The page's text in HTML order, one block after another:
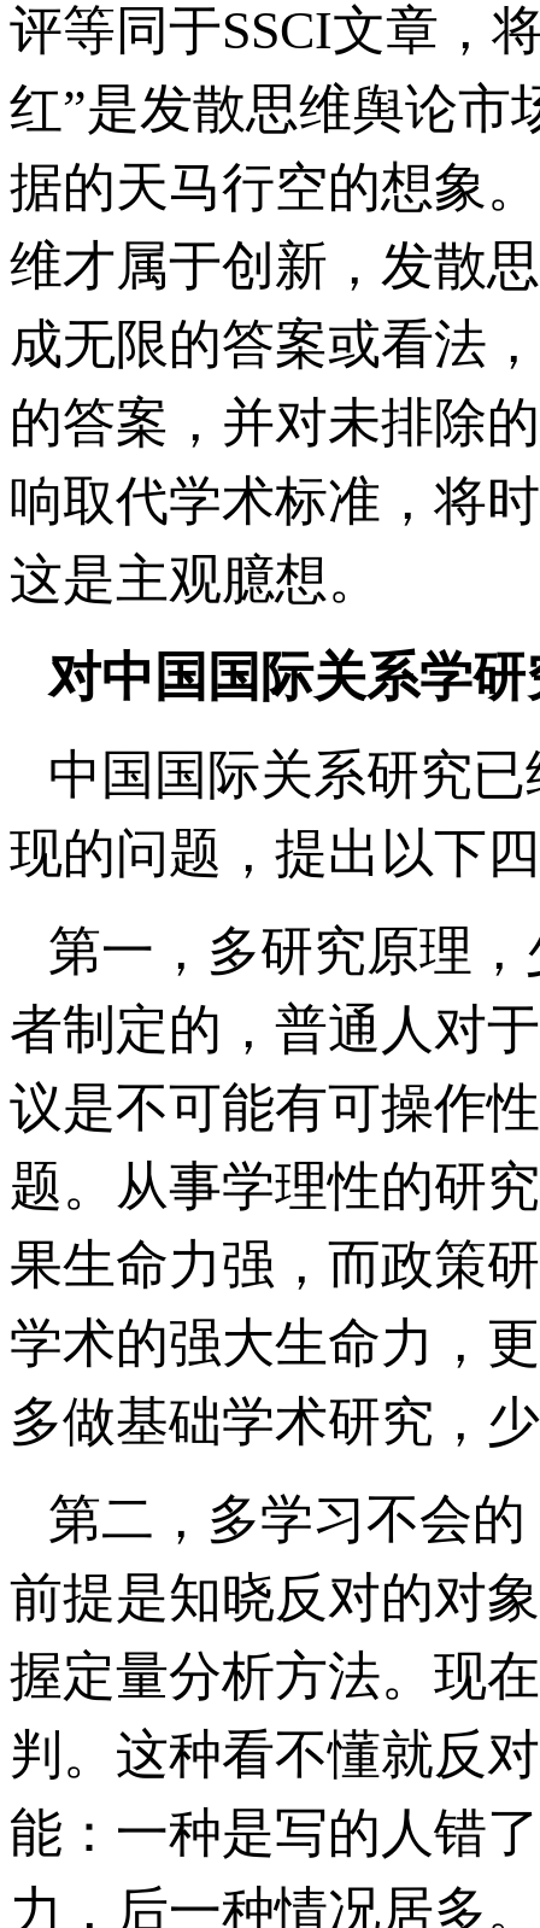
评等同于SSCI文章，
红”是发散思维舆论市
据的天马行空的想象
维才属于创新，发散
成无限的答案或看法
的答案，并对未排除
响取代学术标准，将
这是主观臆想。
对中国国际关系学
中国国际关系研究
现的问题，提出以下
第一，多研究原理
者制定的，普通人对
议是不可能有可操作
题。从事学理性的研
果生命力强，而政策
学术的强大生命力，
多做基础学术研究，
第二，多学习不会
前提是知晓反对的对
握定量分析方法。现
判。这种看不懂就反
能：一种是写的人错
力，后一种情况居多